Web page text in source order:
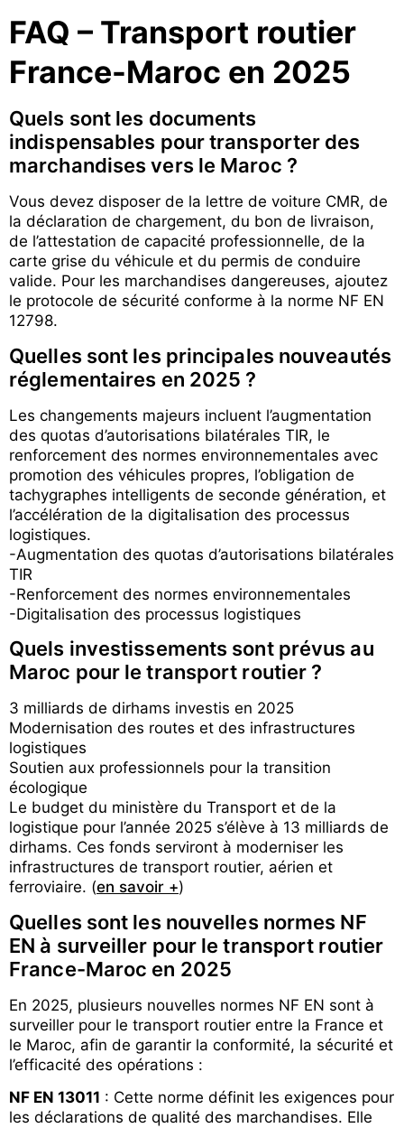
FAQ – Transport routier
France-Maroc en 2025
Quels sont les documents
indispensables pour transporter des
marchandises vers le Maroc ?
Vous devez disposer de la lettre de voiture CMR, de
la déclaration de chargement, du bon de livraison,
de l’attestation de capacité professionnelle, de la
carte grise du véhicule et du permis de conduire
valide. Pour les marchandises dangereuses, ajoutez
le protocole de sécurité conforme à la norme NF EN
12798.
Quelles sont les principales nouveautés
réglementaires en 2025 ?
Les changements majeurs incluent l’augmentation
des quotas d’autorisations bilatérales TIR, le
renforcement des normes environnementales avec
promotion des véhicules propres, l’obligation de
tachygraphes intelligents de seconde génération, et
l’accélération de la digitalisation des processus
logistiques.
-Augmentation des quotas d’autorisations bilatérales
TIR
-Renforcement des normes environnementales
-Digitalisation des processus logistiques
Quels investissements sont prévus au
Maroc pour le transport routier ?
3 milliards de dirhams investis en 2025
Modernisation des routes et des infrastructures
logistiques
Soutien aux professionnels pour la transition
écologique
Le budget du ministère du Transport et de la
logistique pour l’année 2025 s’élève à 13 milliards de
dirhams. Ces fonds serviront à moderniser les
infrastructures de transport routier, aérien et
ferroviaire. (en savoir +)
Quelles sont les nouvelles normes NF
EN à surveiller pour le transport routier
France-Maroc en 2025
En 2025, plusieurs nouvelles normes NF EN sont à
surveiller pour le transport routier entre la France et
le Maroc, afin de garantir la conformité, la sécurité et
l’efficacité des opérations :
NF EN 13011 : Cette norme définit les exigences pour
les déclarations de qualité des marchandises. Elle